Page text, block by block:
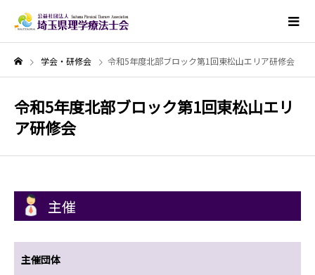
学会・研修会 令和5年度北部ブロック第1回東松山エリア研修会
令和5年度北部ブロック第1回東松山エリ
ア研修会
主催
主催団体